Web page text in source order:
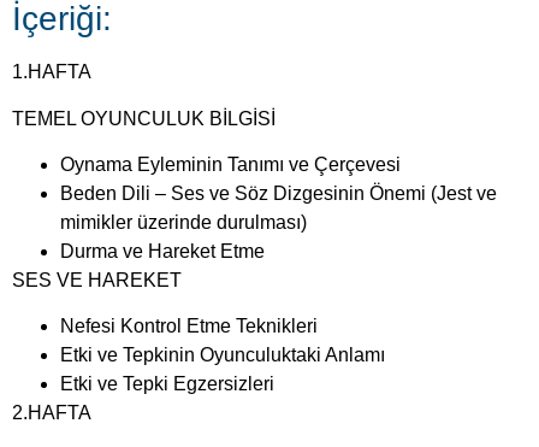
İçeriği:
1.HAFTA
TEMEL OYUNCULUK BİLGİSİ
Oynama Eyleminin Tanımı ve Çerçevesi
Beden Dili – Ses ve Söz Dizgesinin Önemi (Jest ve
mimikler üzerinde durulması)
Durma ve Hareket Etme
SES VE HAREKET
Nefesi Kontrol Etme Teknikleri
Etki ve Tepkinin Oyunculuktaki Anlamı
Etki ve Tepki Egzersizleri
2.HAFTA